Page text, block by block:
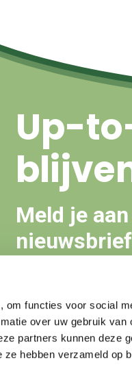
om functies voor social
over uw gebruik van
partners kunnen deze
hebben verzameld op
Up-
Meld je